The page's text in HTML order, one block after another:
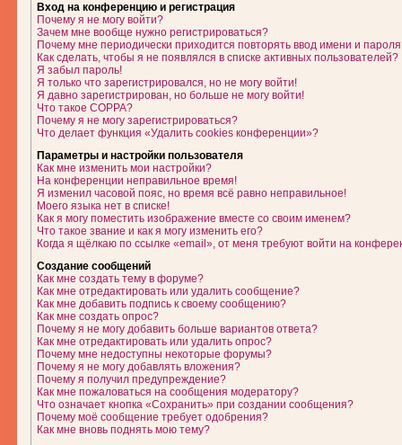
Вход на конференцию и регистрация
Почему я не могу войти?
Зачем мне вообще нужно регистрироваться?
Почему мне периодически приходится повторять ввод имени и
Как сделать, чтобы я не появлялся в списке активных пользователей?
Я забыл пароль!
Я только что зарегистрировался, но не могу войти!
Я давно зарегистрирован, но больше не могу войти!
Что такое COPPA?
Почему я не могу зарегистрироваться?
Что делает функция «Удалить cookies конференции»?
Параметры и настройки пользователя
Как мне изменить мои настройки?
На конференции неправильное время!
Я изменил часовой пояс, но время всё равно неправильное!
Моего языка нет в списке!
Как я могу поместить изображение вместе со своим именем?
Что такое звание и как я могу изменить его?
Когда я щёлкаю по ссылке «email», от меня требуют войти на
Создание сообщений
Как мне создать тему в форуме?
Как мне отредактировать или удалить сообщение?
Как мне добавить подпись к своему сообщению?
Как мне создать опрос?
Почему я не могу добавить больше вариантов ответа?
Как мне отредактировать или удалить опрос?
Почему мне недоступны некоторые форумы?
Почему я не могу добавлять вложения?
Почему я получил предупреждение?
Как мне пожаловаться на сообщения модератору?
Что означает кнопка «Сохранить» при создании сообщения?
Почему моё сообщение требует одобрения?
Как мне вновь поднять мою тему?